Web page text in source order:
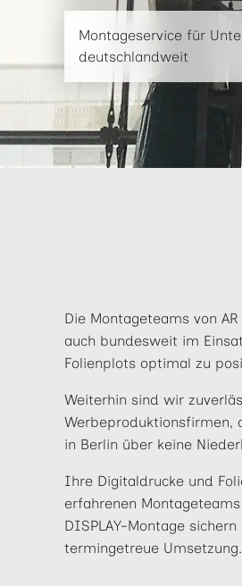
Montageservice für
deutschlandweit
Die Montageteams von
auch bundesweit im
Folienplots optimal zu
Weiterhin sind wir
Werbeproduktionsfirmen,
in Berlin über keine
Ihre Digitaldrucke und
erfahrenen
DISPLAY-Montage
termingetreue Umsetzung.